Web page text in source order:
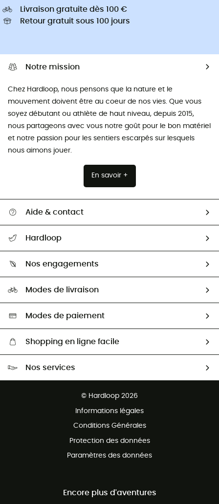
Livraison gratuite dès 100 €
Retour gratuit sous 100 jours
Notre mission
Chez Hardloop, nous pensons que la nature et le
mouvement doivent être au coeur de nos vies. Que vous
soyez débutant ou athlète de haut niveau, depuis 2015,
nous partageons avec vous notre goût pour le bon matériel
et notre passion pour les sentiers escarpés sur lesquels
nous aimons jouer.
En savoir +
Aide & contact
Retour & remboursement
Guide des tailles
Seconde Main
Aide & Contact
Hardloop
HardGuides
Nos engagements
Sélection éco-responsable
Modes de livraison
Modes de paiement
Shopping en ligne facile
Nos services
© Hardloop 2026
Informations légales
Conditions Générales
Protection des données
Paramètres des données
Encore plus d'aventures